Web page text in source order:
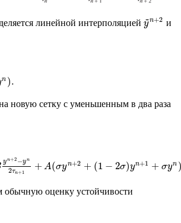
линейной интерполяциейy
~n+2 и
n ).
новую сетку с уменьшенным в два раза
yn+2 −yn
2τn+1
+ A(σyn+2 + (1 − 2σ)yn+1 + σyn
оценку устойчивости